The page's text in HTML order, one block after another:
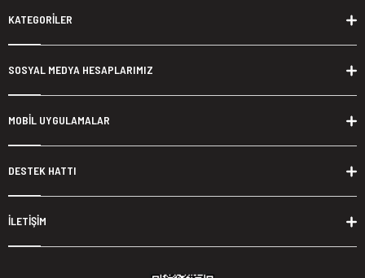
KATEGORİLER
SOSYAL MEDYA HESAPLARIMIZ
MOBİL UYGULAMALAR
DESTEK HATTI
İLETİŞİM